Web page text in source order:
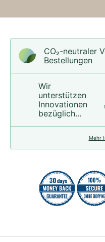
CO₂-neu­t­raler
Bestellungen
Wir
unterstützen
Innovationen
bezüglich...
Mehr